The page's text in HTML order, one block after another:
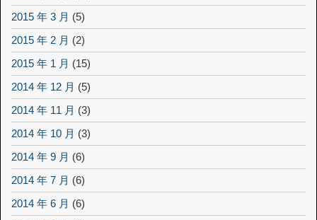
2015 年 3 月 (5)
2015 年 2 月 (2)
2015 年 1 月 (15)
2014 年 12 月 (5)
2014 年 11 月 (3)
2014 年 10 月 (3)
2014 年 9 月 (6)
2014 年 7 月 (6)
2014 年 6 月 (6)